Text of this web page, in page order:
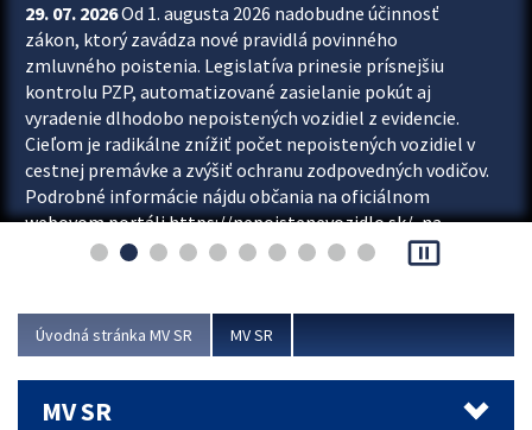
29. 07. 2026Od 1. augusta 2026 nadobudne účinnosť
zákon, ktorý zavádza nové pravidlá povinného
zmluvného poistenia. Legislatíva prinesie prísnejšiu
kontrolu PZP, automatizované zasielanie pokút aj
vyradenie dlhodobo nepoistených vozidiel z evidencie.
Cieľom je radikálne znížiť počet nepoistených vozidiel v
cestnej premávke a zvýšiť ochranu zodpovedných vodičov.
Podrobné informácie nájdu občania na oficiálnom
webovom portáli https://nepoistenevozidlo.sk/, na
ktorom od augusta pribudne aj možnosť overiť si...
pause_presentation
Úvodná stránka MV SR MV SR
MV SR